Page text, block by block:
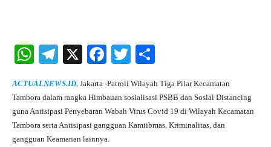
W
ts
A
pp
Te
gr
a
m
X
Fa
bo
ok
T
tte
r
re
ACTUALNEWS.ID, Jakarta -Patroli Wilayah Tiga Pilar Kecamatan
Tambora dalam rangka Himbauan sosialisasi PSBB dan Sosial Distancing
guna Antisipasi Penyebaran Wabah Virus Covid 19 di Wilayah Kecamatan
Tambora serta Antisipasi gangguan Kamtibmas, Kriminalitas, dan
gangguan Keamanan lainnya.